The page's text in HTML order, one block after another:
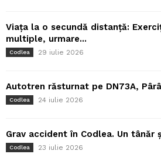
Viața la o secundă distanță:
multiple, urmare...
Codlea 29 iulie 2026
Autotren răsturnat pe DN73A,
Codlea 24 iulie 2026
Grav accident în Codlea. Un tânăr
Codlea 23 iulie 2026